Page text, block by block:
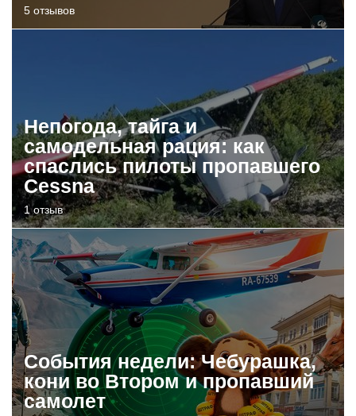
5 отзывов
Непогода, тайга и
самодельная рация: как
спаслись пилоты пропавшего
Cessna
1 отзыв
События недели: Чебурашка,
кони во Втором и пропавший
самолет